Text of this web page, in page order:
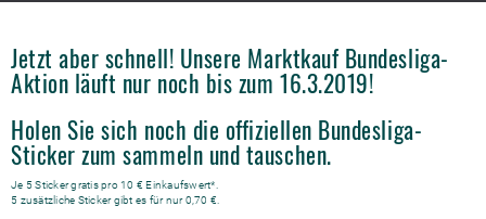
Jetzt aber schnell! Unsere Marktkauf Bundesliga-
Aktion läuft nur noch bis zum 16.3.2019!
Holen Sie sich noch die offiziellen Bundesliga-
Sticker zum sammeln und tauschen.
Je 5 Sticker gratis pro 10 € Einkaufswert*.
5 zusätzliche Sticker gibt es für nur 0,70 €.